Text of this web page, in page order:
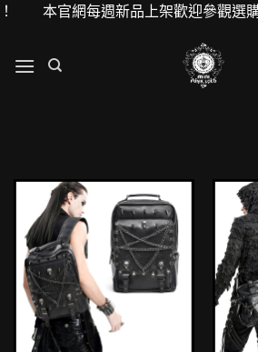
！ 本官網每週新品上架歡迎參觀